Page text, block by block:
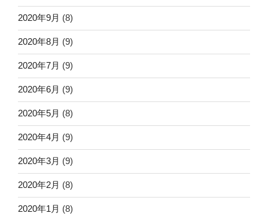
2020年9月 (8)
2020年8月 (9)
2020年7月 (9)
2020年6月 (9)
2020年5月 (8)
2020年4月 (9)
2020年3月 (9)
2020年2月 (8)
2020年1月 (8)